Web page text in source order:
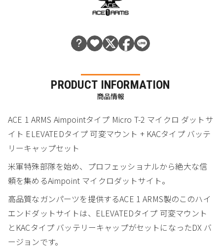
PRODUCT INFORMATION
商品情報
ACE 1 ARMS Aimpointタイプ Micro T-2 マイクロ ダットサ
イト ELEVATEDタイプ 可変マウント + KACタイプ バッテ
リーキャップセット
米軍特殊部隊を始め、プロフェッショナルから絶大な信
頼を集めるAimpoint マイクロダットサイト。
高品質なガンパーツを提供するACE 1 ARMS製のこのハイ
エンドダットサイトは、ELEVATEDタイプ 可変マウント
とKACタイプ バッテリーキャップがセットになったDX バ
ージョンです。